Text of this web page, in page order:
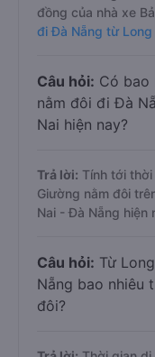
đồng của nhà xe
đi Đà Nẵng từ
Câu hỏi: Có bao
nằm đôi đi Đà
Nai hiện nay?
Trả lời: Tính tới
Giường nằm đôi
Nai - Đà Nẵng hiện
Câu hỏi: Từ
Nẵng bao nhiêu
đôi?